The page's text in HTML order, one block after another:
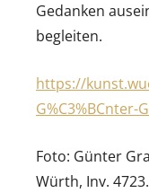
Gedanken
begleiten.
https://
G%C3%BCnter-
Foto: Günter
Würth, Inv.